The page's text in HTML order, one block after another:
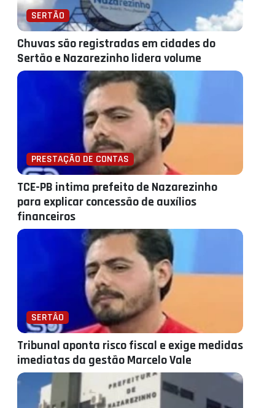
SERTÃO
Chuvas são registradas em cidades do
Sertão e Nazarezinho lidera volume
PRESTAÇÃO DE CONTAS
TCE-PB intima prefeito de Nazarezinho
para explicar concessão de auxílios
financeiros
SERTÂO
Tribunal aponta risco fiscal e exige medidas
imediatas da gestão Marcelo Vale